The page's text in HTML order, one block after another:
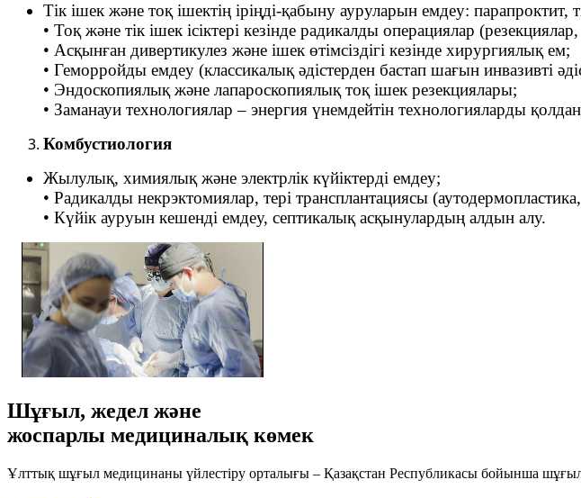
Тік ішек және тоқ ішектің іріңді-қабыну ауруларын емдеу:
• Тоқ және тік ішек ісіктері кезінде радикалды операциялар
• Асқынған дивертикулез және ішек өтімсіздігі кезінде хирургиялық ем;
• Геморройды емдеу (классикалық әдістерден бастап шағын инвазивті
• Эндоскопиялық және лапароскопиялық тоқ ішек резекциялары;
• Заманауи технологиялар – энергия үнемдейтін технологияларды
Комбустиология
Жылулық, химиялық және электрлік күйіктерді емдеу;
• Радикалды некрэктомиялар, тері трансплантациясы
• Күйік ауруын кешенді емдеу, септикалық асқынулардың алдын алу.
Шұғыл, жедел және
жоспарлы медициналық көмек
Ұлттық шұғыл медицинаны үйлестіру орталығы – Қазақстан Республикасы бойынша шұғыл